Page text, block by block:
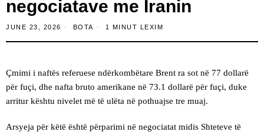
negociatave me Iranin
JUNE 23, 2026 BOTA 1 MINUT LEXIM
Çmimi i naftës referuese ndërkombëtare Brent ra sot në 77 dollarë
për fuçi, dhe nafta bruto amerikane në 73.1 dollarë për fuçi, duke
arritur kështu nivelet më të ulëta në pothuajse tre muaj.
Arsyeja për këtë është përparimi në negociatat midis Shteteve të